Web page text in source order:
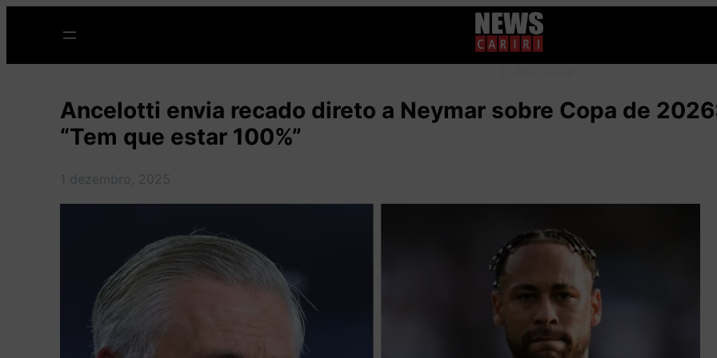
o
Ancelotti envia recado direto a Neymar sobre Copa de
“Tem que estar 100%”
1 dezembro, 2025